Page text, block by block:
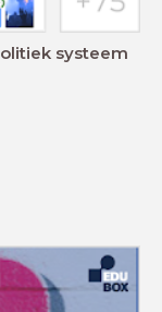
systeem